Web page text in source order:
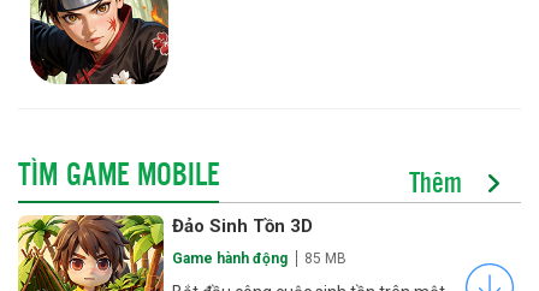
TÌM GAME MOBILE Thêm
Đảo Sinh Tồn 3D
Game hành động 85 MB